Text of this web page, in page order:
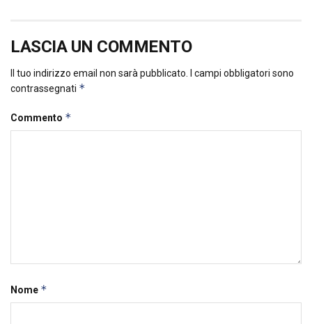
LASCIA UN COMMENTO
Il tuo indirizzo email non sarà pubblicato.
I campi obbligatori sono
contrassegnati *
Commento *
Nome *